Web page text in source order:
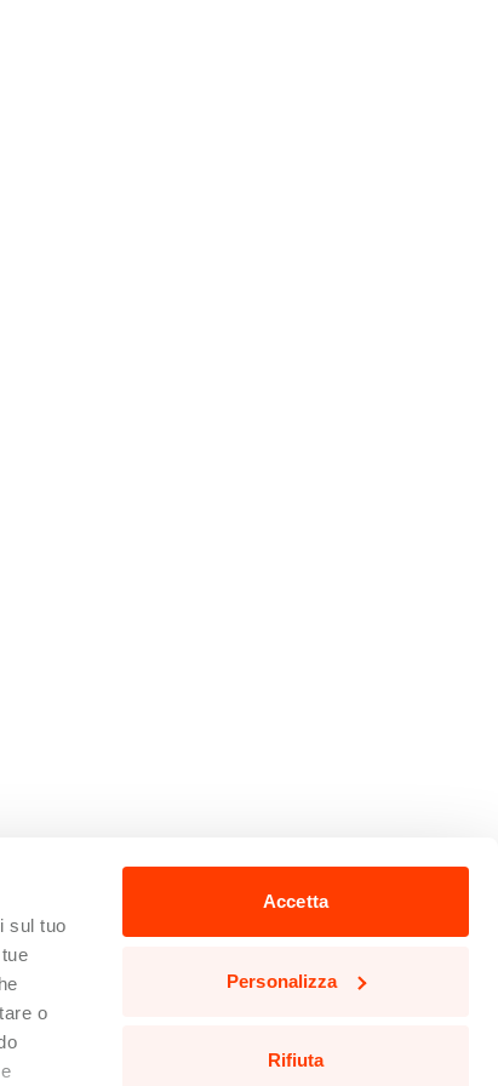
sul tuo
o
Accetta
Personalizza
Rifiuta